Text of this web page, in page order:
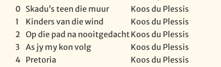
0 Skadu’s teen die muur
Koos du Plessis
1
Kinders van die wind
Koos du Plessis
2 Op die pad na nooitgedachtKoos du Plessis
3 As jy my kon volg
Koos du Plessis
4 Pretoria
Koos du Plessis